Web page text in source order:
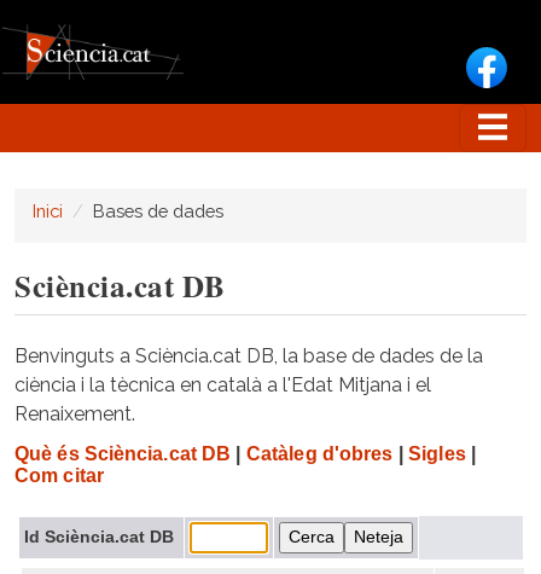
Inici Bases de dades
Sciència.cat DB
Benvinguts a Sciència.cat DB, la base de dades de la
ciència i la tècnica en català a l'Edat Mitjana i el
Renaixement.
Què és Sciència.cat DB Catàleg d'obres Sigles|
Com citar
Id Sciència.cat DB